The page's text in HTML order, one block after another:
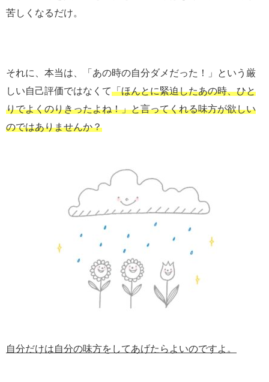
苦しくなるだけ。
それに、本当は、「あの時の自分ダメだった！」という厳
しい自己評価ではなくて「ほんとに緊迫したあの時、ひと
りでよくのりきったよね！」と言ってくれる味方が欲しい
のではありませんか？
自分だけは自分の味方をしてあげたらよいのですよ。